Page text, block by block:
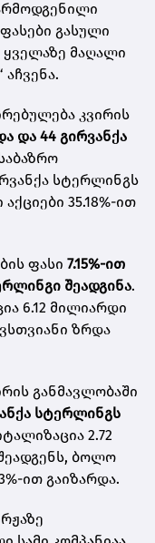
გასული
ყველაზე მაღალი
კვირის
და 44 გირვანქა
სტერლინგს
35.18%-ით
ფასი 7.15%-ით
შეადგინა.
6.12 მილიარდი
ზრდა
განმავლობაში
სტერლინგს
2.72
ბოლო
ით გაიზარდა.